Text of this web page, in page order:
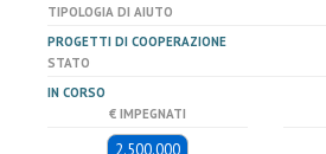
TIPOLOGIA DI AIUTO
PROGETTI DI COOPERAZIONE
STATO
IN CORSO
€ IMPEGNATI
2.500.000